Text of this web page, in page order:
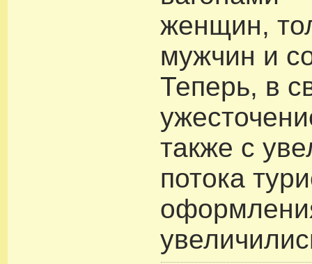
женщин,
мужчин и
Теперь, в
также с
потока